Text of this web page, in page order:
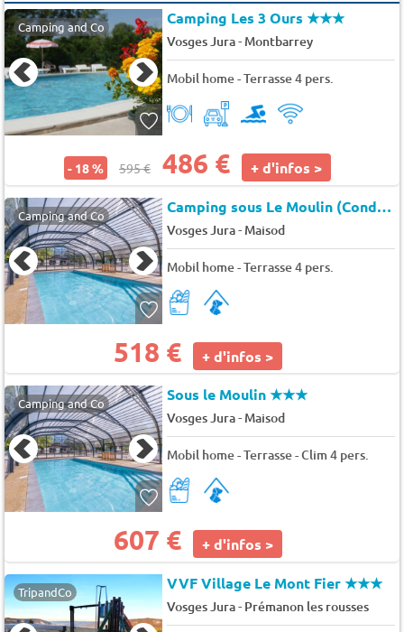
Camping and Co Camping Les 3 Ours★★★
Vosges Jura- Montbarrey
Mobil home - Terrasse 4 pers.
- 18 % 595 € 486 € + d'infos >
Camping and Co Camping sous Le Moulin (Condes à 15 km)
Vosges Jura- Maisod
Mobil home - Terrasse 4 pers.
518 € + d'infos >
Camping and Co Sous le Moulin★★★
Vosges Jura- Maisod
Mobil home - Terrasse - Clim 4 pers.
607 € + d'infos >
TripandCo VVF Village Le Mont Fier★★★
Vosges Jura- Prémanon les rousses